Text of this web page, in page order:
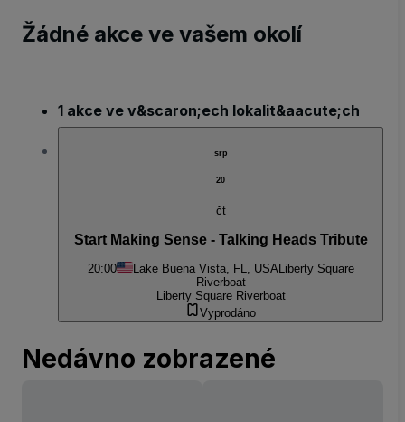
Žádné akce ve vašem okolí
1 akce ve v&scaron;ech lokalit&aacute;ch
srp
20
čt
Start Making Sense - Talking Heads Tribute
20:00 Lake Buena Vista, FL, USALiberty Square
Riverboat
Liberty Square Riverboat
Vyprodáno
Nedávno zobrazené